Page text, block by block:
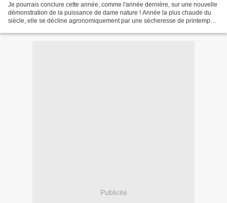
Je pourrais conclure cette année, comme l'année dernière, sur une nouvelle
démonstration de la puissance de dame nature ! Année la plus chaude du
siècle, elle se décline agronomiquement par une sécheresse de printemps
Publicité